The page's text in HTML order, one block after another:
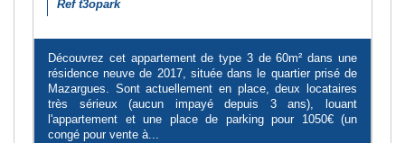
Ref t3opark
Découvrez cet appartement de type 3 de 60m² dans une
résidence neuve de 2017, située dans le quartier prisé de
Mazargues. Sont actuellement en place, deux locataires
très sérieux (aucun impayé depuis 3 ans), louant
l'appartement et une place de parking pour 1050€ (un
congé pour vente à...